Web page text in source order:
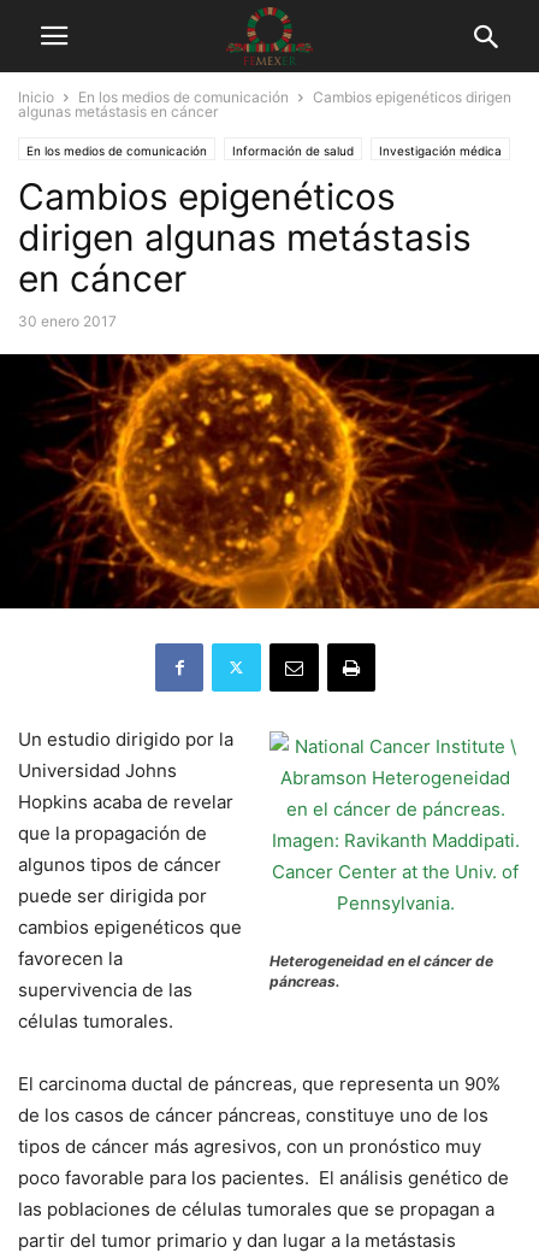
Inicio En los medios de comunicación
Cambios epigenéticos dirigen
algunas metástasis en cáncer
En los medios de comunicación Información de salud Investigación médica
Tuits
Cambios epigenéticos
dirigen algunas metástasis
en cáncer
30 enero 2017
Heterogeneidad en el cáncer de
páncreas.
Un estudio dirigido por la
Universidad Johns
Hopkins acaba de revelar
que la propagación de
algunos tipos de cáncer
puede ser dirigida por
cambios epigenéticos que
favorecen la
supervivencia de las
células tumorales.
El carcinoma ductal de páncreas, que representa un 90%
de los casos de cáncer páncreas, constituye uno de los
tipos de cáncer más agresivos, con un pronóstico muy
poco favorable para los pacientes. El análisis genético de
las poblaciones de células tumorales que se propagan a
partir del tumor primario y dan lugar a la metástasis